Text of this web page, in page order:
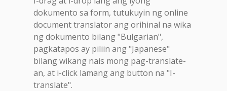
dokumento sa form, tutukuyin ng online
document translator ang orihinal na wika
ng dokumento bilang "Bulgarian",
pagkatapos ay piliin ang "Japanese"
bilang wikang nais mong pag-translate-
an, at i-click lamang ang button na "I-
translate".